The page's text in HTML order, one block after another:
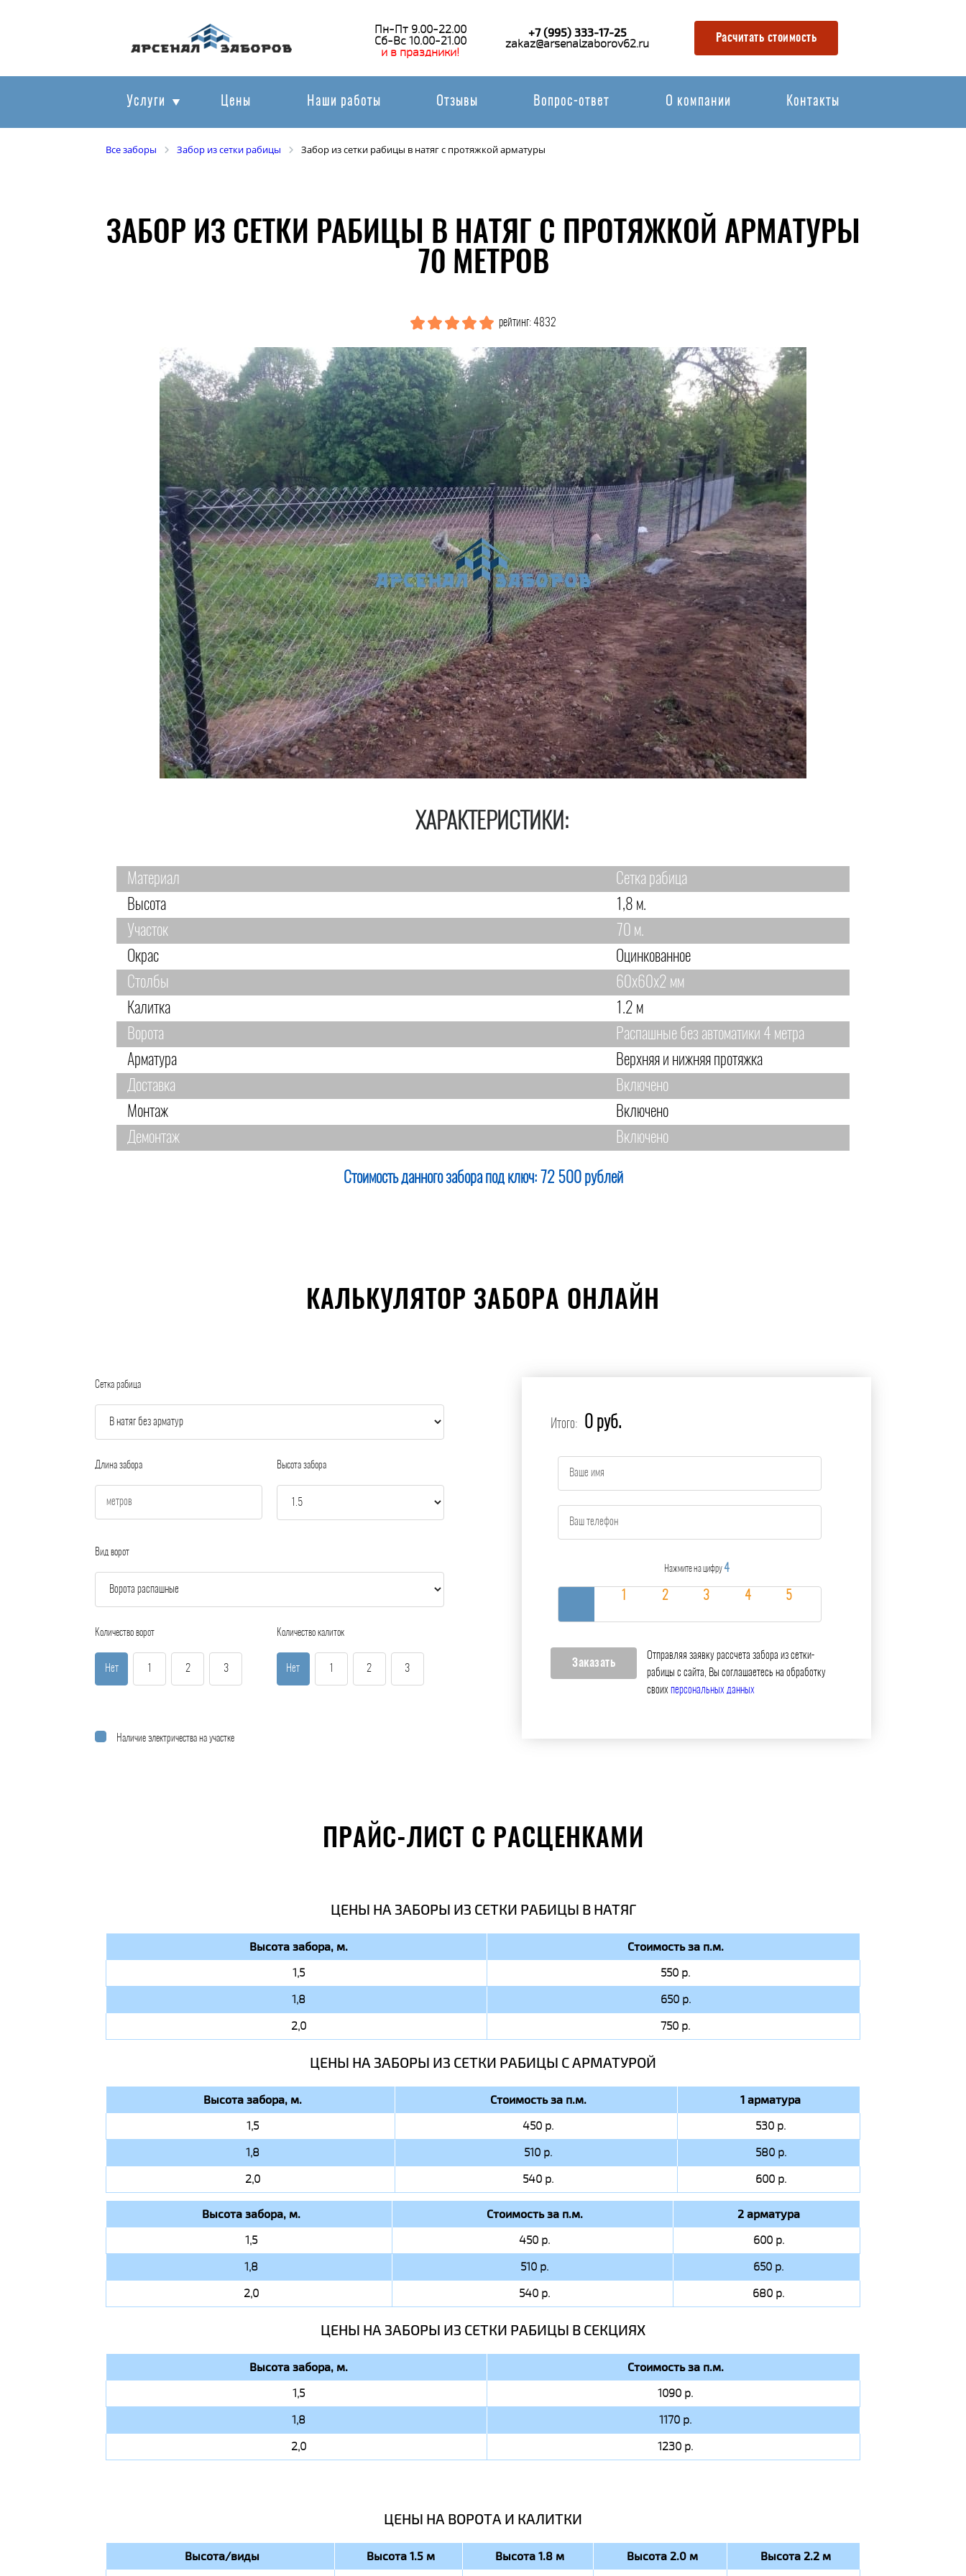
Пн-Пт 9.00-22.00
Сб-Вс 10.00-21.00
и в праздники!
+7 (995) 333-17-25
zakaz@arsenalzaborov62.ru Расчитать стоимость
Услуги Цены Наши работы Отзывы Вопрос-ответ О компании Контакты
Все заборы Забор из сетки рабицы Забор из сетки рабицы в натяг с протяжкой арматуры
ЗАБОР ИЗ СЕТКИ РАБИЦЫ В НАТЯГ С ПРОТЯЖКОЙ АРМАТУРЫ
70 МЕТРОВ
рейтинг: 4832
ХАРАКТЕРИСТИКИ:
Материал
Сетка рабица
Высота
1,8 м.
Участок
70 м.
Окрас
Оцинкованное
Столбы
60х60х2 мм
Калитка
1.2 м
Ворота
Распашные без автоматики 4 метра
Арматура
Верхняя и нижняя протяжка
Доставка
Включено
Монтаж
Включено
Демонтаж
Включено
Стоимость данного забора под ключ: 72 500 рублей
КАЛЬКУЛЯТОР ЗАБОРА ОНЛАЙН
Сетка рабица
Длина забора Высота забора
Вид ворот
Количество ворот
Нет 2 3
Количество калиток
Нет 2 3
Наличие электричества на участке
Итого: 0 руб.
Нажмите на цифру 4
Отправляя заявку рассчета забора из сетки-
рабицы с сайта, Вы соглашаетесь на обработку
своих персональных данных
ПРАЙС-ЛИСТ С РАСЦЕНКАМИ
ЦЕНЫ НА ЗАБОРЫ ИЗ СЕТКИ РАБИЦЫ В НАТЯГ
Высота забора, м. Стоимость за п.м.
1,5
550 р.
1,8
650 р.
2,0
750 р.
ЦЕНЫ НА ЗАБОРЫ ИЗ СЕТКИ РАБИЦЫ C АРМАТУРОЙ
Высота забора, м. Стоимость за п.м. 1 арматура
1,5 450 р.
530 р.
1,8
510 р.
580 р.
2,0
540 р. 600 р.
Высота забора, м. Стоимость за п.м. 2 арматура
1,5 450 р.
600 р.
1,8
510 р.
650 р.
2,0
540 р. 680 р.
ЦЕНЫ НА ЗАБОРЫ ИЗ СЕТКИ РАБИЦЫ В СЕКЦИЯХ
Высота забора, м. Стоимость за п.м.
1,5
1090 р.
1,8
1170 р.
2,0
1230 р.
ЦЕНЫ НА ВОРОТА И КАЛИТКИ
Высота/виды Высота 1.5 м Высота 1.8 м Высота 2.0 м Высота 2.2 м